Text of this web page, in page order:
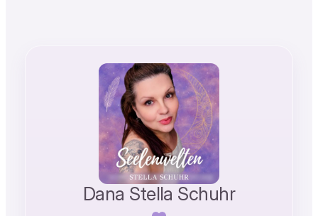
Dana Stella Schuhr